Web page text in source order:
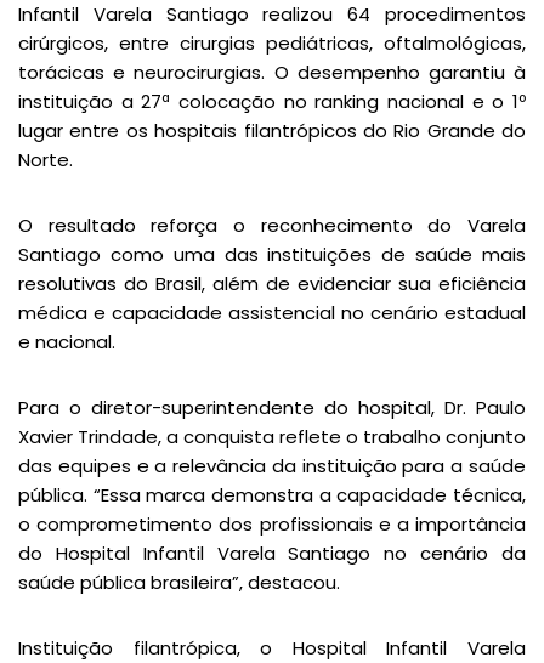
Infantil Varela Santiago realizou 64 procedimentos
cirúrgicos, entre cirurgias pediátricas, oftalmológicas,
torácicas e neurocirurgias. O desempenho garantiu à
instituição a 27ª colocação no ranking nacional e o 1º
lugar entre os hospitais filantrópicos do Rio Grande do
Norte.
O resultado reforça o reconhecimento do Varela
Santiago como uma das instituições de saúde mais
resolutivas do Brasil, além de evidenciar sua eficiência
médica e capacidade assistencial no cenário estadual
e nacional.
Para o diretor-superintendente do hospital, Dr. Paulo
Xavier Trindade, a conquista reflete o trabalho conjunto
das equipes e a relevância da instituição para a saúde
pública. “Essa marca demonstra a capacidade técnica,
o comprometimento dos profissionais e a importância
do Hospital Infantil Varela Santiago no cenário da
saúde pública brasileira”, destacou.
Instituição filantrópica, o Hospital Infantil Varela